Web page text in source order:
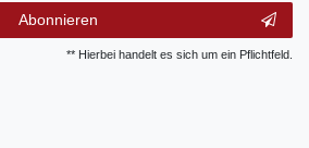
Abonnieren
** Hierbei handelt es sich um ein Pflichtfeld.